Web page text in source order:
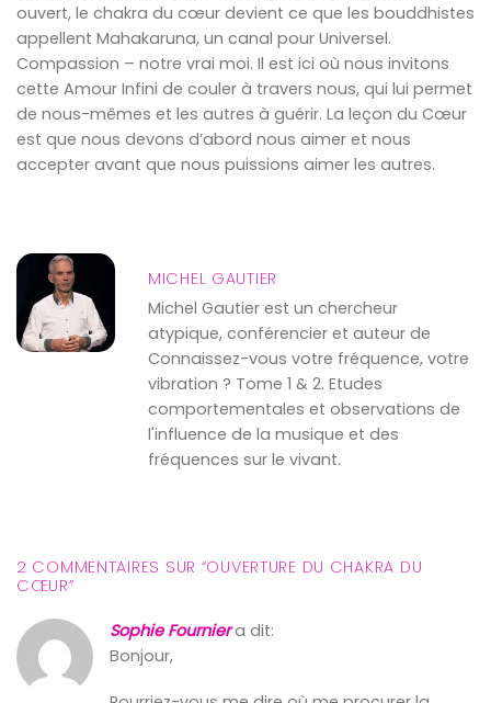
ouvert, le chakra du cœur devient ce que les bouddhistes
appellent Mahakaruna, un canal pour Universel.
Compassion – notre vrai moi. Il est ici où nous invitons
cette Amour Infini de couler à travers nous, qui lui permet
de nous-mêmes et les autres à guérir. La leçon du Cœur
est que nous devons d’abord nous aimer et nous
accepter avant que nous puissions aimer les autres.
MICHEL GAUTIER
Michel Gautier est un chercheur
atypique, conférencier et auteur de
Connaissez-vous votre fréquence, votre
vibration ? Tome 1 & 2. Etudes
comportementales et observations de
l'influence de la musique et des
fréquences sur le vivant.
2 COMMENTAIRES SUR “OUVERTURE DU CHAKRA DU
CŒUR”
Sophie Fournier a dit:
Bonjour,